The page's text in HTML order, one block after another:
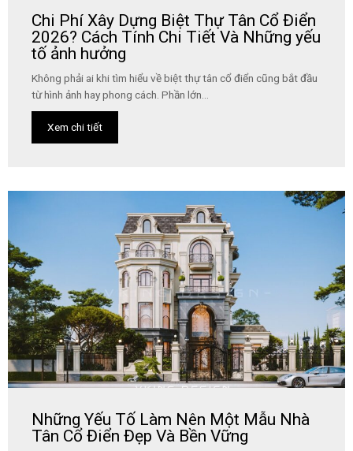
Chi Phí Xây Dựng Biệt Thự Tân Cổ Điển
2026? Cách Tính Chi Tiết Và Những yếu
tố ảnh hưởng
Không phải ai khi tìm hiểu về biệt thự tân cổ điển cũng bắt đầu
từ hình ảnh hay phong cách. Phần lớn...
Xem chi tiết
Những Yếu Tố Làm Nên Một Mẫu Nhà
Tân Cổ Điển Đẹp Và Bền Vững